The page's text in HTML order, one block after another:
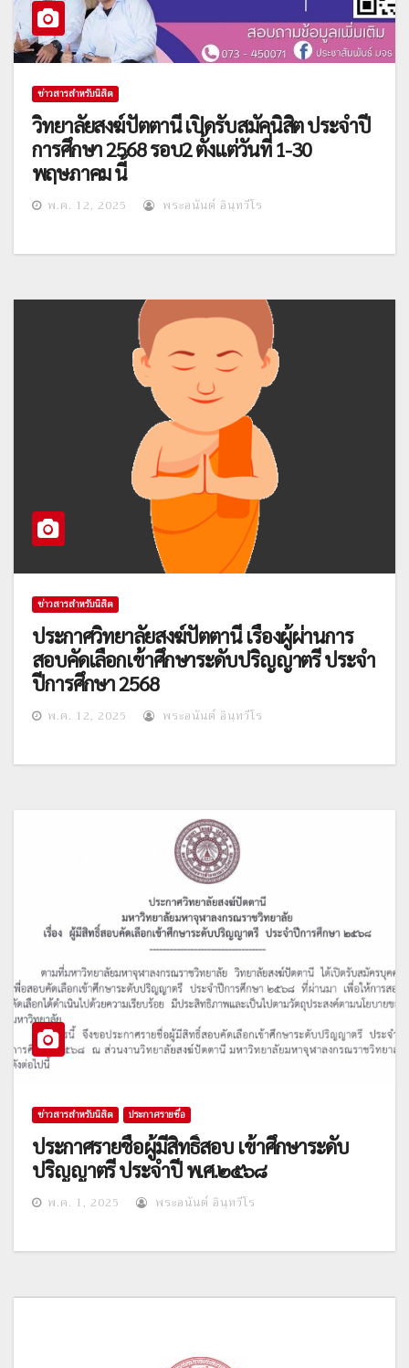
ข่าวสารสำหรับนิสิต
วิทยาลัยสงฆ์ปัตตานี เปิดรับสมัคนิสิต ประจำปี
การศึกษา 2568 รอบ2 ตั้งแต่วันที่ 1-30
พฤษภาคม นี้
พ.ค. 12, 2025 พระอนันต์ อินฺทวีโร
ข่าวสารสำหรับนิสิต
ประกาศวิทยาลัยสงฆ์ปัตตานี เรื่องผู้ผ่านการ
สอบคัดเลือกเข้าศึกษาระดับปริญญาตรี ประจำ
ปีการศึกษา 2568
พ.ค. 12, 2025 พระอนันต์ อินฺทวีโร
ข่าวสารสำหรับนิสิต ประกาศรายชื่อ
ประกาศรายชื่อผู้มีสิทธิ์สอบ เข้าศึกษาระดับ
ปริญญาตรี ประจำปี พ.ศ.๒๕๖๘
พ.ค. 1, 2025 พระอนันต์ อินฺทวีโร